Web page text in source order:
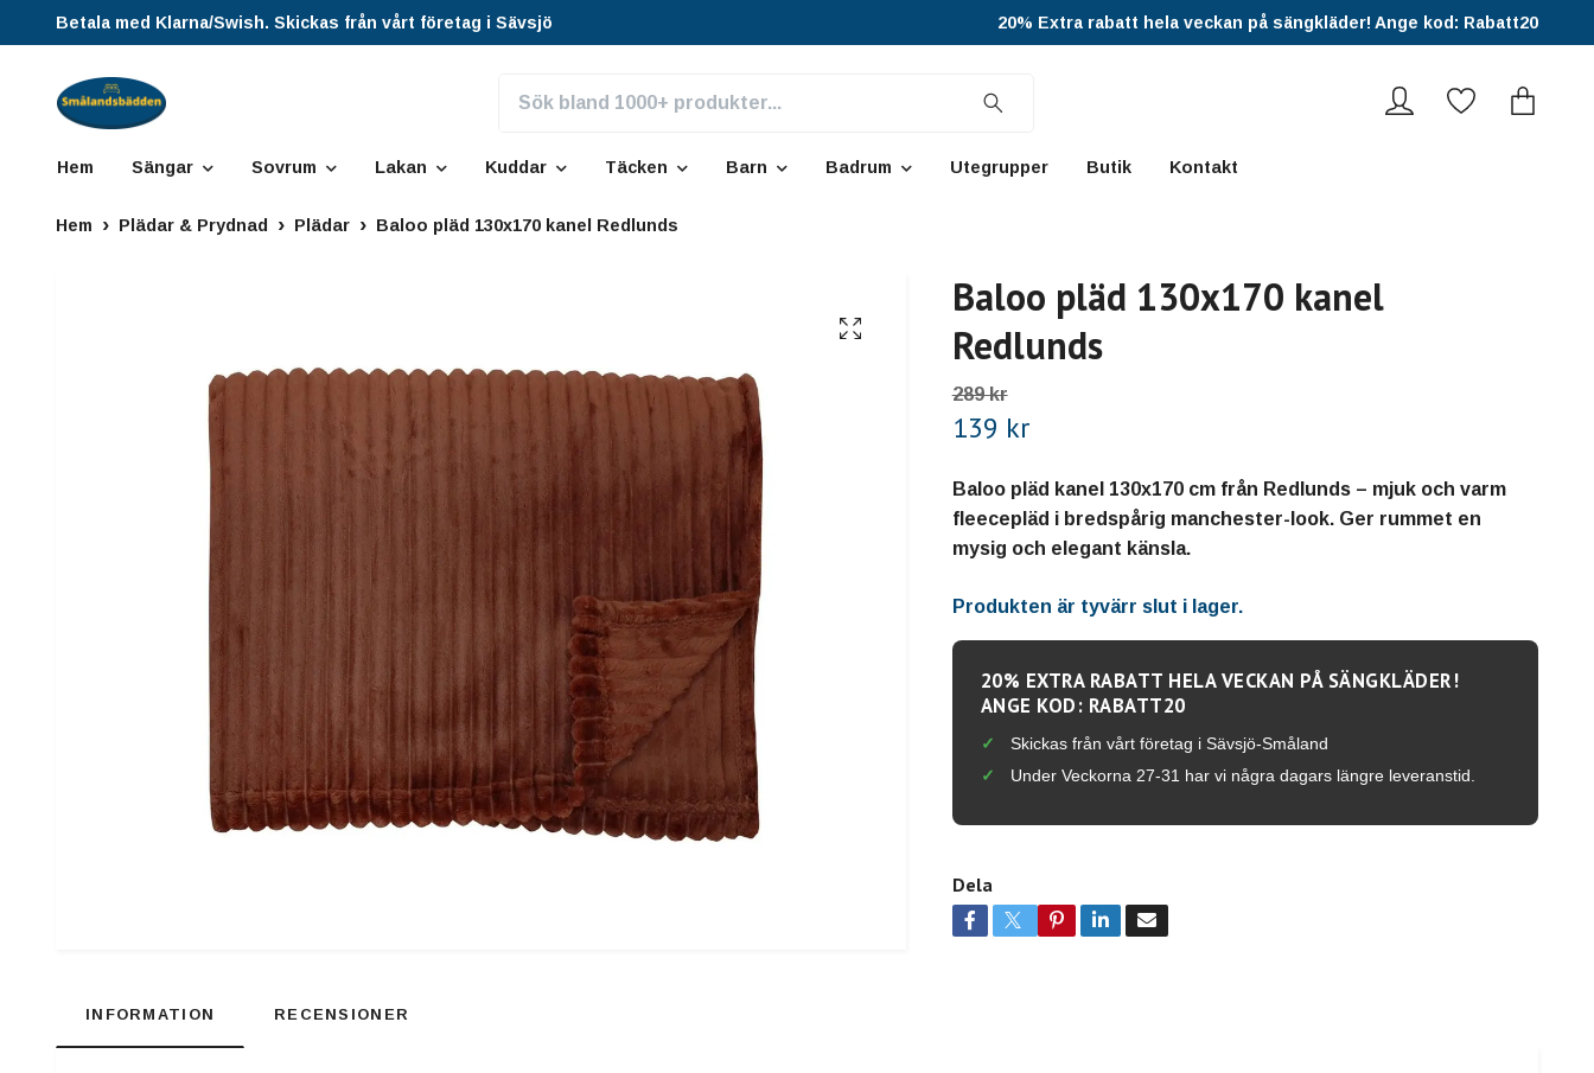
Betala med Klarna/Swish. Skickas från vårt företag i Sävsjö 20% Extra rabatt hela veckan på sängkläder! Ange kod: Rabatt20
Hem Sängar Sovrum Lakan Kuddar Täcken Barn Badrum Utegrupper Butik Kontakt
Hem Plädar & Prydnad Plädar Baloo pläd 130x170 kanel Redlunds
Baloo pläd 130x170 kanel
Redlunds
289 kr
139 kr
Baloo pläd kanel 130x170 cm från Redlunds – mjuk och varm
fleecepläd i bredspårig manchester-look. Ger rummet en
mysig och elegant känsla.
Produkten är tyvärr slut i lager.
20% EXTRA RABATT HELA VECKAN PÅ SÄNGKLÄDER!
ANGE KOD: RABATT20
Skickas från vårt företag i Sävsjö-Småland
Under Veckorna 27-31 har vi några dagars längre leveranstid.
Dela
INFORMATION RECENSIONER